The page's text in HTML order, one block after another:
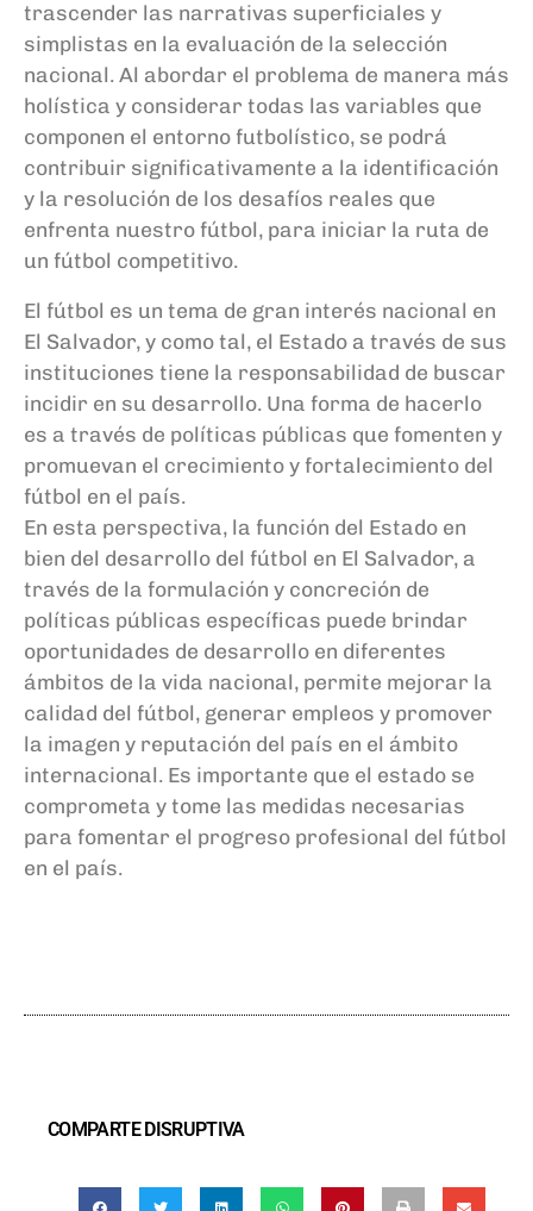
trascender las narrativas superficiales y
simplistas en la evaluación de la selección
nacional. Al abordar el problema de manera más
holística y considerar todas las variables que
componen el entorno futbolístico, se podrá
contribuir significativamente a la identificación
y la resolución de los desafíos reales que
enfrenta nuestro fútbol, para iniciar la ruta de
un fútbol competitivo.
El fútbol es un tema de gran interés nacional en
El Salvador, y como tal, el Estado a través de sus
instituciones tiene la responsabilidad de buscar
incidir en su desarrollo. Una forma de hacerlo
es a través de políticas públicas que fomenten y
promuevan el crecimiento y fortalecimiento del
fútbol en el país.
En esta perspectiva, la función del Estado en
bien del desarrollo del fútbol en El Salvador, a
través de la formulación y concreción de
políticas públicas específicas puede brindar
oportunidades de desarrollo en diferentes
ámbitos de la vida nacional, permite mejorar la
calidad del fútbol, generar empleos y promover
la imagen y reputación del país en el ámbito
internacional. Es importante que el estado se
comprometa y tome las medidas necesarias
para fomentar el progreso profesional del fútbol
en el país.
COMPARTE DISRUPTIVA